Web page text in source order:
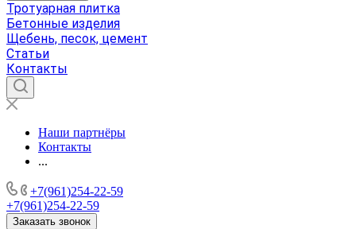
Тротуарная плитка
Бетонные изделия
Щебень, песок, цемент
Статьи
Контакты
Наши партнёры
Контакты
...
+7(961)254-22-59
+7(961)254-22-59
Заказать звонок